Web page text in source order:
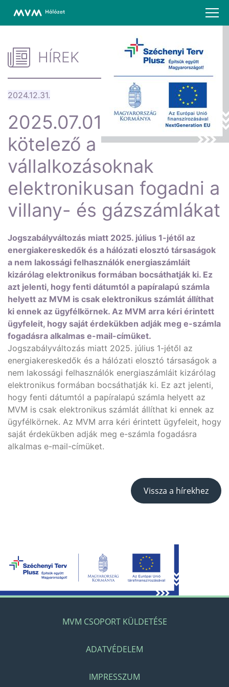
HÍREK
2024.12.31.
2025.07.01-jétől lesz
kötelező a
vállalkozásoknak
elektronikusan fogadni a
villany- és gázszámlákat
Jogszabályváltozás miatt 2025. július 1-jétől az
energiakereskedők és a hálózati elosztó társaságok
a nem lakossági felhasználók energiaszámláit
kizárólag elektronikus formában bocsáthatják ki. Ez
azt jelenti, hogy fenti dátumtól a papíralapú számla
helyett az MVM is csak elektronikus számlát állíthat
ki ennek az ügyfélkörnek. Az MVM arra kéri érintett
ügyfeleit, hogy saját érdekükben adják meg e-számla
fogadásra alkalmas e-mail-címüket.
Jogszabályváltozás miatt 2025. július 1-jétől az
energiakereskedők és a hálózati elosztó társaságok a
nem lakossági felhasználók energiaszámláit kizárólag
elektronikus formában bocsáthatják ki. Ez azt jelenti,
hogy fenti dátumtól a papíralapú számla helyett az
MVM is csak elektronikus számlát állíthat ki ennek az
ügyfélkörnek. Az MVM arra kéri érintett ügyfeleit, hogy
saját érdekükben adják meg e-számla fogadásra
alkalmas e-mail-címüket.
Vissza a hírekhez
MVM CSOPORT KÜLDETÉSE
ADATVÉDELEM
IMPRESSZUM